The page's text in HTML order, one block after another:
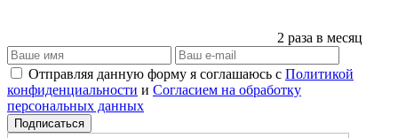
2 раза в месяц
Отправляя данную форму я соглашаюсь с Политикой
конфиденциальности и Согласием на обработку
персональных данных
Подписаться